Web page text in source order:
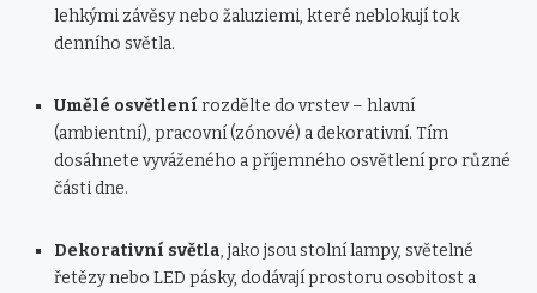
lehkými závěsy nebo žaluziemi, které neblokují tok
denního světla.
Umělé osvětlení rozdělte do vrstev – hlavní
(ambientní), pracovní (zónové) a dekorativní. Tím
dosáhnete vyváženého a příjemného osvětlení pro různé
části dne.
Dekorativní světla, jako jsou stolní lampy, světelné
řetězy nebo LED pásky, dodávají prostoru osobitost a